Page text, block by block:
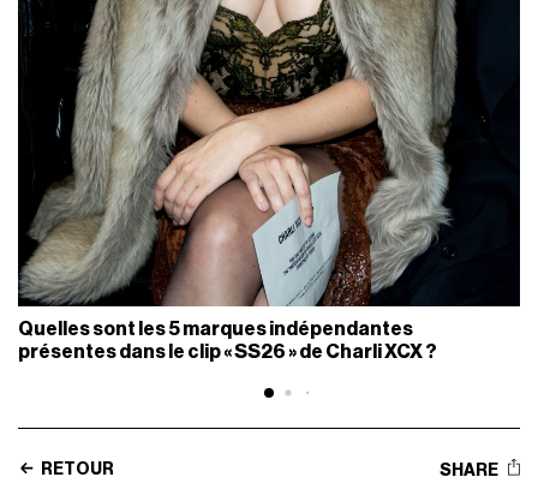
Quelles sont les 5 marques indépendantes
présentes dans le clip « SS26 » de Charli XCX ?
RETOUR SHARE